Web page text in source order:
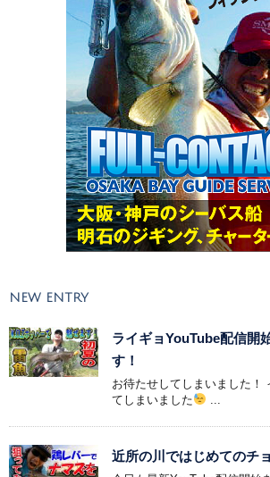
NEW ENTRY
ライギョYouTube配信開
す！
お待たせしてしまいました！
てしまいました
近所の川ではじめてのチ